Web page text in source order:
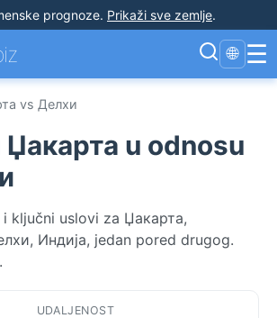
prognoze. Prikaži sve zemlje.
🌐 ☰
vs Делхи
u odnosu
ključni uslovi za Џакарта,
Индија, jedan pored drugog.
UDALJENOST